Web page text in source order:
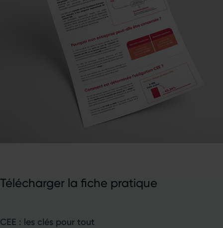
Télécharger la fiche pratique
CEE : les clés pour tout